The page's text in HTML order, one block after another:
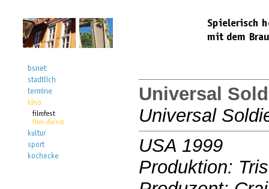
Universal
Universal
USA 1999
Produktion: